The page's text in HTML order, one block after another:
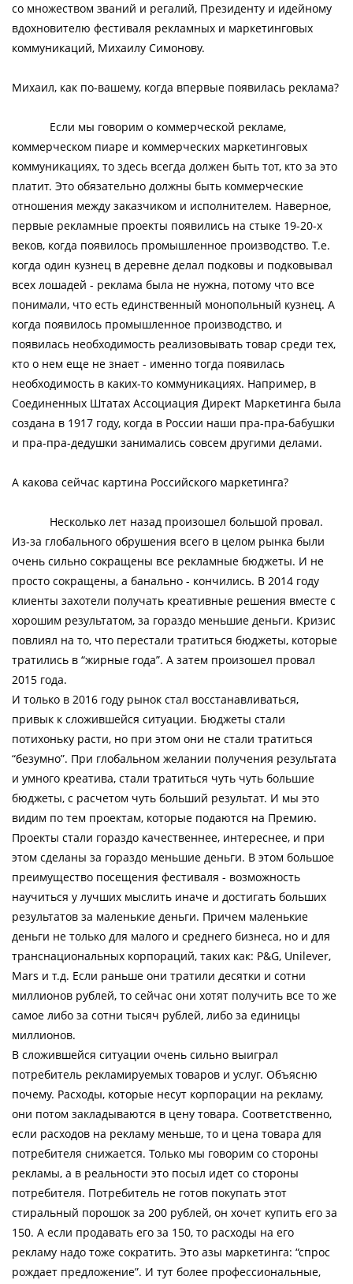
со множеством званий и регалий, Президенту и идейному
вдохновителю фестиваля рекламных и маркетинговых
коммуникаций, Михаилу Симонову.
Михаил, как по-вашему, когда впервые появилась реклама?
Если мы говорим о коммерческой рекламе,
коммерческом пиаре и коммерческих маркетинговых
коммуникациях, то здесь всегда должен быть тот, кто за это
платит. Это обязательно должны быть коммерческие
отношения между заказчиком и исполнителем. Наверное,
первые рекламные проекты появились на стыке 19-20-х
веков, когда появилось промышленное производство. Т.е.
когда один кузнец в деревне делал подковы и подковывал
всех лошадей - реклама была не нужна, потому что все
понимали, что есть единственный монопольный кузнец. А
когда появилось промышленное производство, и
появилась необходимость реализовывать товар среди тех,
кто о нем еще не знает - именно тогда появилась
необходимость в каких-то коммуникациях. Например, в
Соединенных Штатах Ассоциация Директ Маркетинга была
создана в 1917 году, когда в России наши пра-пра-бабушки
и пра-пра-дедушки занимались совсем другими делами.
А какова сейчас картина Российского маркетинга?
Несколько лет назад произошел большой провал.
Из-за глобального обрушения всего в целом рынка были
очень сильно сокращены все рекламные бюджеты. И не
просто сокращены, а банально - кончились. В 2014 году
клиенты захотели получать креативные решения вместе с
хорошим результатом, за гораздо меньшие деньги. Кризис
повлиял на то, что перестали тратиться бюджеты, которые
тратились в “жирные года”. А затем произошел провал
2015 года.
И только в 2016 году рынок стал восстанавливаться,
привык к сложившейся ситуации. Бюджеты стали
потихоньку расти, но при этом они не стали тратиться
“безумно”. При глобальном желании получения результата
и умного креатива, стали тратиться чуть чуть большие
бюджеты, с расчетом чуть больший результат. И мы это
видим по тем проектам, которые подаются на Премию.
Проекты стали гораздо качественнее, интереснее, и при
этом сделаны за гораздо меньшие деньги. В этом большое
преимущество посещения фестиваля - возможность
научиться у лучших мыслить иначе и достигать больших
результатов за маленькие деньги. Причем маленькие
деньги не только для малого и среднего бизнеса, но и для
транснациональных корпораций, таких как: P&G, Unilever,
Mars и т.д. Если раньше они тратили десятки и сотни
миллионов рублей, то сейчас они хотят получить все то же
самое либо за сотни тысяч рублей, либо за единицы
миллионов.
В сложившейся ситуации очень сильно выиграл
потребитель рекламируемых товаров и услуг. Объясню
почему. Расходы, которые несут корпорации на рекламу,
они потом закладываются в цену товара. Соответственно,
если расходов на рекламу меньше, то и цена товара для
потребителя снижается. Только мы говорим со стороны
рекламы, а в реальности это посыл идет со стороны
потребителя. Потребитель не готов покупать этот
стиральный порошок за 200 рублей, он хочет купить его за
150. А если продавать его за 150, то расходы на его
рекламу надо тоже сократить. Это азы маркетинга: “спрос
рождает предложение”. И тут более профессиональные,